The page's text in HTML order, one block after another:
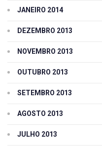
JANEIRO 2014
DEZEMBRO 2013
NOVEMBRO 2013
OUTUBRO 2013
SETEMBRO 2013
AGOSTO 2013
JULHO 2013